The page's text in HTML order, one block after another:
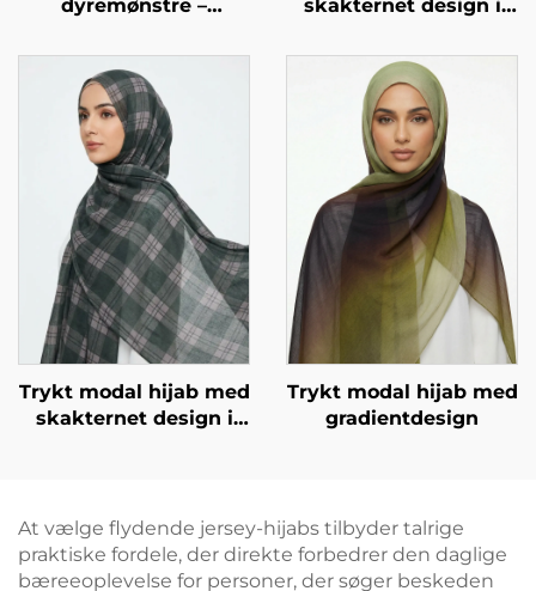
dyremønstre –
skakternet design i
Trykt modal hijab med
skakternet design i
Trykt modal hijab med
gradientdesign
At vælge flydende jersey-hijabs tilbyder talrige
praktiske fordele, der direkte forbedrer den daglige
bæreeoplevelse for personer, der søger beskeden